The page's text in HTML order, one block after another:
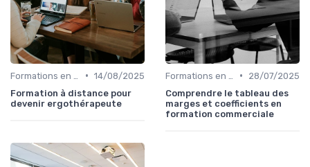
• 14/08/2025
Formation à distance pour
devenir ergothérapeute
•
28/07/2025
Comprendre le tableau des
marges et coefficients en
formation commerciale